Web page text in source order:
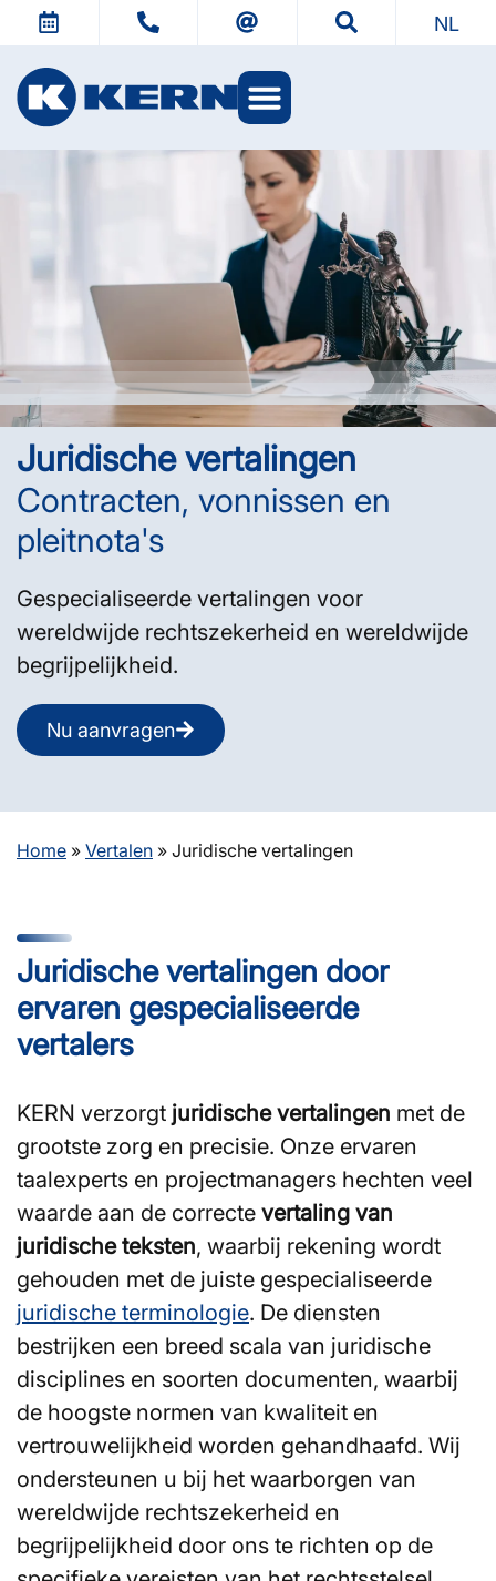
NL
Juridische vertalingen
Contracten, vonnissen en
pleitnota's
Gespecialiseerde vertalingen voor
wereldwijde rechtszekerheid en wereldwijde
begrijpelijkheid.
Nu aanvragen
Home » Vertalen » Juridische vertalingen
Juridische vertalingen door
ervaren gespecialiseerde
vertalers
KERN verzorgt juridische vertalingen met de
grootste zorg en precisie. Onze ervaren
taalexperts en projectmanagers hechten veel
waarde aan de correcte vertaling van
juridische teksten, waarbij rekening wordt
gehouden met de juiste gespecialiseerde
juridische terminologie. De diensten
bestrijken een breed scala van juridische
disciplines en soorten documenten, waarbij
de hoogste normen van kwaliteit en
vertrouwelijkheid worden gehandhaafd. Wij
ondersteunen u bij het waarborgen van
wereldwijde rechtszekerheid en
begrijpelijkheid door ons te richten op de